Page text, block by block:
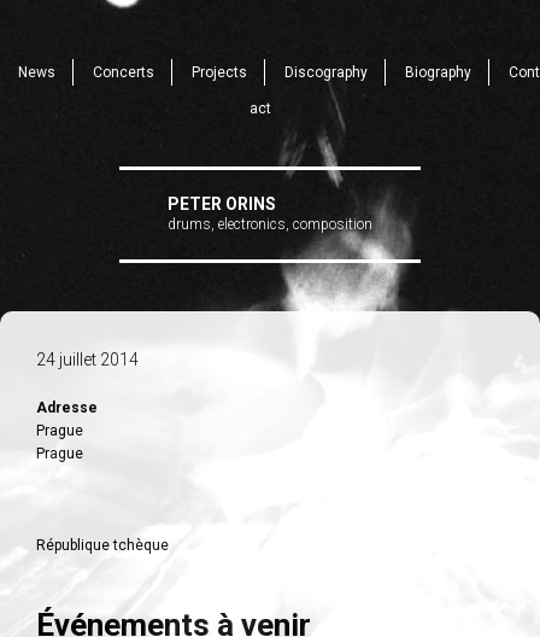
News Concerts Projects Discography Biography Cont
act
PETER ORINS
drums, electronics, composition
24 juillet 2014
Adresse
Prague
Prague
République tchèque
Événements à venir